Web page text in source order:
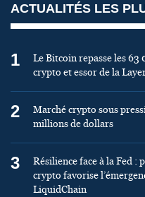
ACTUALITÉS LES
1
Le Bitcoin repasse les
crypto et essor de la
2
Marché crypto sous
millions de dollars
3
Résilience face à la Fed
crypto favorise
LiquidChain